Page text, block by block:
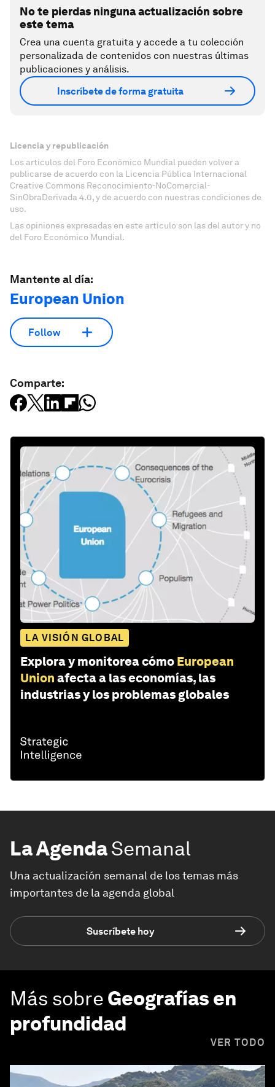
No te pierdas ninguna actualización sobre
este tema
Crea una cuenta gratuita y accede a tu colección
personalizada de contenidos con nuestras últimas
publicaciones y análisis.
Inscríbete de forma gratuita
Licencia y republicación
Los artículos del Foro Económico Mundial pueden volver a
publicarse de acuerdo con la Licencia Pública Internacional
Creative Commons Reconocimiento-NoComercial-
SinObraDerivada 4.0, y de acuerdo con nuestras condiciones de
uso.
Las opiniones expresadas en este artículo son las del autor y no
del Foro Económico Mundial.
Mantente al día:
European Union
Follow
Comparte:
LA VISIÓN GLOBAL
Explora y monitorea cómo European
Union afecta a las economías, las
industrias y los problemas globales
La AgendaSemanal
Una actualización semanal de los temas más
importantes de la agenda global
Suscríbete hoy
Más sobre Geografías en
profundidad
VER TODO